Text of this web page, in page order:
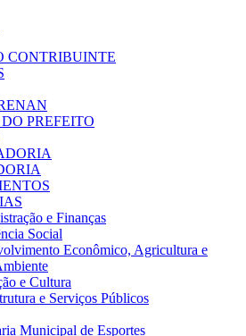
CONTRIBUINTE
PREFEITO
e Finanças
Social
Econômico, Agricultura e
e Cultura
e Serviços Públicos
Municipal de Esportes